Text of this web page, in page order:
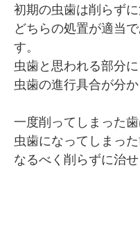
初期の虫歯は削らずに
どちらの処置が適当
す。
虫歯と思われる部分
虫歯の進行具合が分
一度削ってしまった
虫歯になってしまっ
なるべく削らずに治